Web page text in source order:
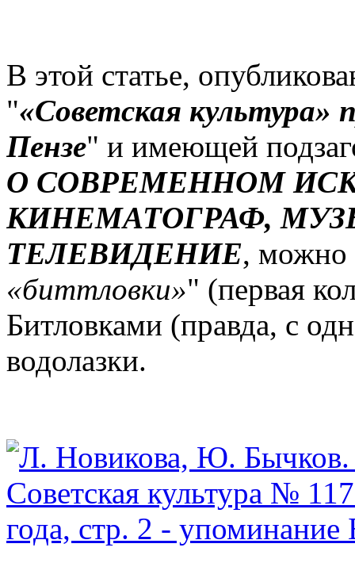
В этой статье,
"«Советская культура»
Пензе" и имеющей
О СОВРЕМЕННОМ
КИНЕМАТОГРАФ,
ТЕЛЕВИДЕНИЕ, можно
«биттловки»" (первая
Битловками (правда, с
водолазки.